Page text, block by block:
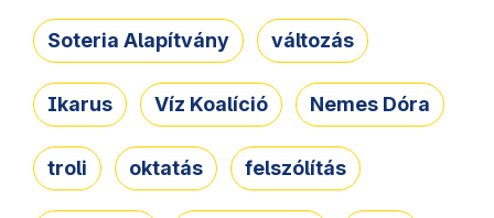
Soteria Alapítvány változás
Ikarus Víz Koalíció Nemes Dóra
troli oktatás felszólítás